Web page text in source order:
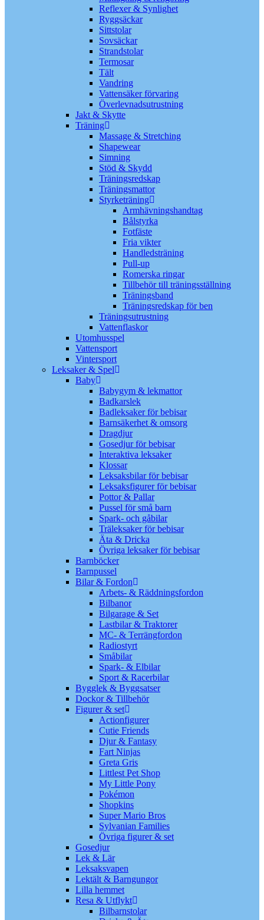
Reflexer & Synlighet
Ryggsäckar
Sittstolar
Sovsäckar
Strandstolar
Termosar
Tält
Vandring
Vattensäker förvaring
Överlevnadsutrustning
Jakt & Skytte
Träning
Massage & Stretching
Shapewear
Simning
Stöd & Skydd
Träningsredskap
Träningsmattor
Styrketräning
Armhävningshandtag
Bålstyrka
Fotfäste
Fria vikter
Handledsträning
Pull-up
Romerska ringar
Tillbehör till träningsställning
Träningsband
Träningsredskap för ben
Träningsutrustning
Vattenflaskor
Utomhusspel
Vattensport
Vintersport
Leksaker & Spel
Baby
Babygym & lekmattor
Badkarslek
Badleksaker för bebisar
Barnsäkerhet & omsorg
Dragdjur
Gosedjur för bebisar
Interaktiva leksaker
Klossar
Leksaksbilar för bebisar
Leksaksfigurer för bebisar
Pottor & Pallar
Pussel för små barn
Spark- och gåbilar
Träleksaker för bebisar
Äta & Dricka
Övriga leksaker för bebisar
Barnböcker
Barnpussel
Bilar & Fordon
Arbets- & Räddningsfordon
Bilbanor
Bilgarage & Set
Lastbilar & Traktorer
MC- & Terrängfordon
Radiostyrt
Småbilar
Spark- & Elbilar
Sport & Racerbilar
Bygglek & Byggsatser
Dockor & Tillbehör
Figurer & set
Actionfigurer
Cutie Friends
Djur & Fantasy
Fart Ninjas
Greta Gris
Littlest Pet Shop
My Little Pony
Pokémon
Shopkins
Super Mario Bros
Sylvanian Families
Övriga figurer & set
Gosedjur
Lek & Lär
Leksaksvapen
Lektält & Barngungor
Lilla hemmet
Resa & Utflykt
Bilbarnstolar